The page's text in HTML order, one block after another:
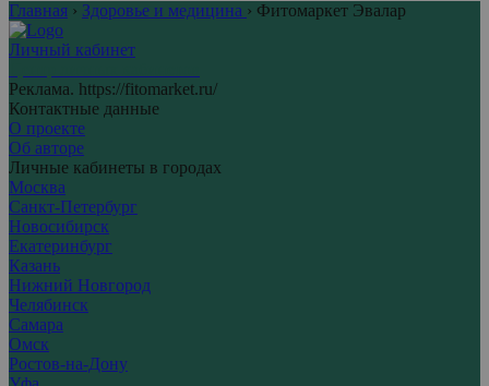
Главная › Здоровье и медицина › Фитомаркет Эвалар
Личный кабинет
Реклама. https://fitomarket.ru/
Контактные данные
О проекте
Об авторе
Личные кабинеты в городах
Москва
Санкт-Петербург
Новосибирск
Екатеринбург
Казань
Нижний Новгород
Челябинск
Самара
Омск
Ростов-на-Дону